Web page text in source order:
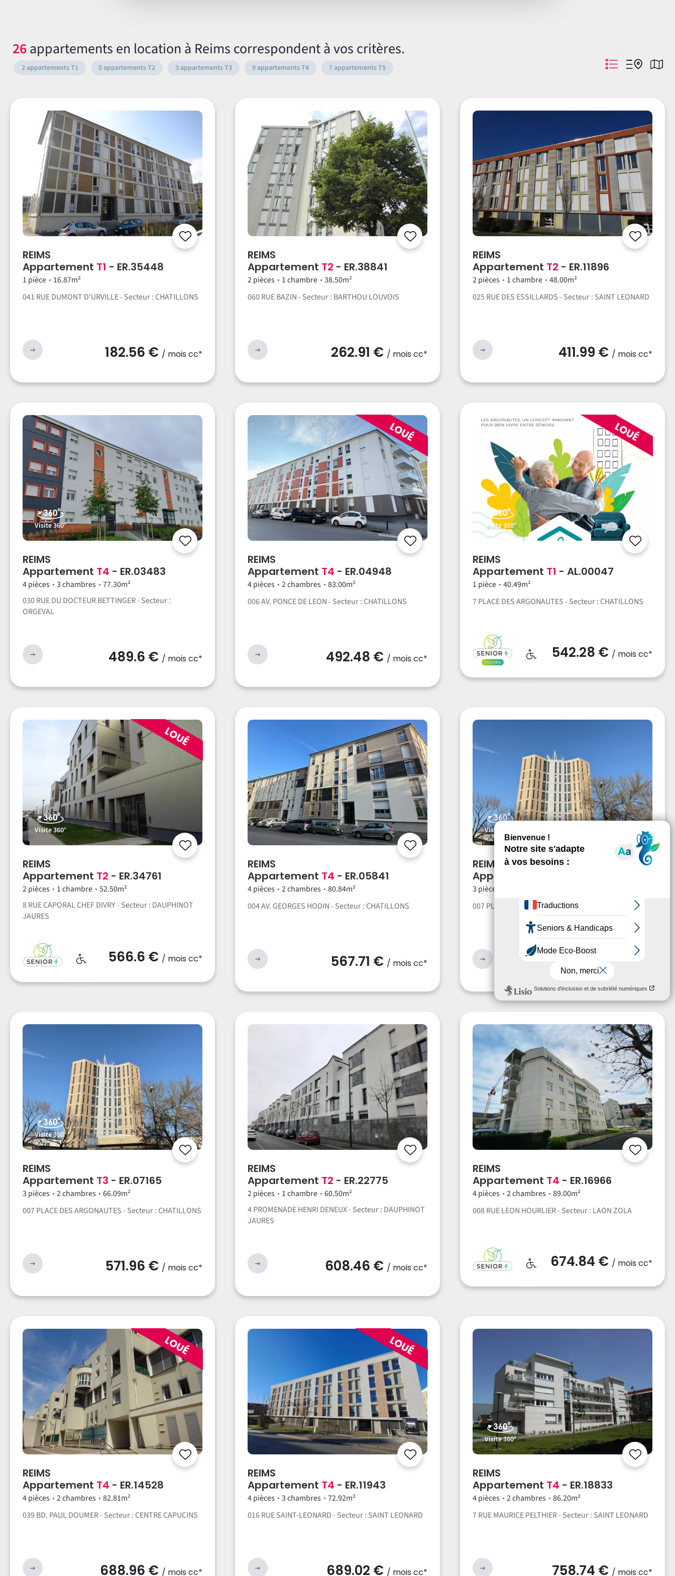
26appartements en location à Reims correspondent à vos critères.
2 appartements T1 5 appartements T2 3 appartements T3 9 appartements T4 7 appartements T5
REIMS
Appartement T1 - ER.35448
1 pièce
16.87m²
041 RUE DUMONT D'URVILLE - Secteur : CHATILLONS
182.56 € / mois cc*
REIMS
Appartement T2 - ER.38841
2 pièces 1 chambre
38.50m²
060 RUE BAZIN - Secteur : BARTHOU LOUVOIS
262.91 € / mois cc*
REIMS
Appartement T2 - ER.11896
2 pièces 1 chambre
48.00m²
025 RUE DES ESSILLARDS - Secteur : SAINT LEONARD
411.99 € / mois cc*
Visite 360°
REIMS
Appartement T4 - ER.03483
4 pièces 3 chambres
77.30m²
030 RUE DU DOCTEUR BETTINGER - Secteur :
ORGEVAL
489.6 € / mois cc*
REIMS
Appartement T4 - ER.04948
4 pièces 2 chambres
83.00m²
006 AV. PONCE DE LEON - Secteur : CHATILLONS
492.48 € / mois cc*
Visite 360°
REIMS
Appartement T1 - AL.00047
1 pièce
40.49m²
7 PLACE DES ARGONAUTES - Secteur : CHATILLONS
542.28 € / mois cc*
Visite 360°
REIMS
Appartement T2 - ER.34761
2 pièces 1 chambre
52.50m²
8 RUE CAPORAL CHEF DIVRY - Secteur : DAUPHINOT
JAURES
566.6 € / mois cc*
REIMS
Appartement T4 - ER.05841
4 pièces 2 chambres
80.84m²
004 AV. GEORGES HODIN - Secteur : CHATILLONS
567.71 € / mois cc*
Visite 360°
REIMS
Appartement
3 pièces
007 PLACE DES ARGONAUTES - Secteur : CHATILLONS
Visite 360°
REIMS
Appartement T3 - ER.07165
3 pièces 2 chambres
66.09m²
007 PLACE DES ARGONAUTES - Secteur : CHATILLONS
571.96 € / mois cc*
REIMS
Appartement T2 - ER.22775
2 pièces 1 chambre
60.50m²
4 PROMENADE HENRI DENEUX - Secteur : DAUPHINOT
JAURES
608.46 € / mois cc*
REIMS
Appartement T4 - ER.16966
4 pièces 2 chambres
89.00m²
008 RUE LEON HOURLIER - Secteur : LAON ZOLA
674.84 € / mois cc*
REIMS
Appartement T4 - ER.14528
4 pièces 2 chambres
82.81m²
039 BD. PAUL DOUMER - Secteur : CENTRE CAPUCINS
688.96 € / mois cc*
REIMS
Appartement T4 - ER.11943
4 pièces 3 chambres
72.92m²
016 RUE SAINT-LEONARD - Secteur : SAINT LEONARD
689.02 € / mois cc*
Visite 360°
REIMS
Appartement T4 - ER.18833
4 pièces 2 chambres
86.20m²
7 RUE MAURICE PELTHIER - Secteur : SAINT LEONARD
758.74 € / mois cc*